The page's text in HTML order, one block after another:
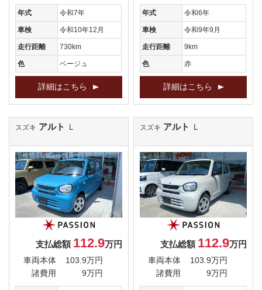
年式 令和7年
車検 令和10年12月
走行距離 730km
色 ベージュ
詳細はこちら
年式 令和6年
車検 令和9年9月
走行距離 9km
色 赤
詳細はこちら
スズキ アルト Ｌ
支払総額 112.9万円
車両本体
103.9万円
諸費用
9万円
スズキ アルト Ｌ
支払総額 112.9万円
車両本体
103.9万円
諸費用
9万円